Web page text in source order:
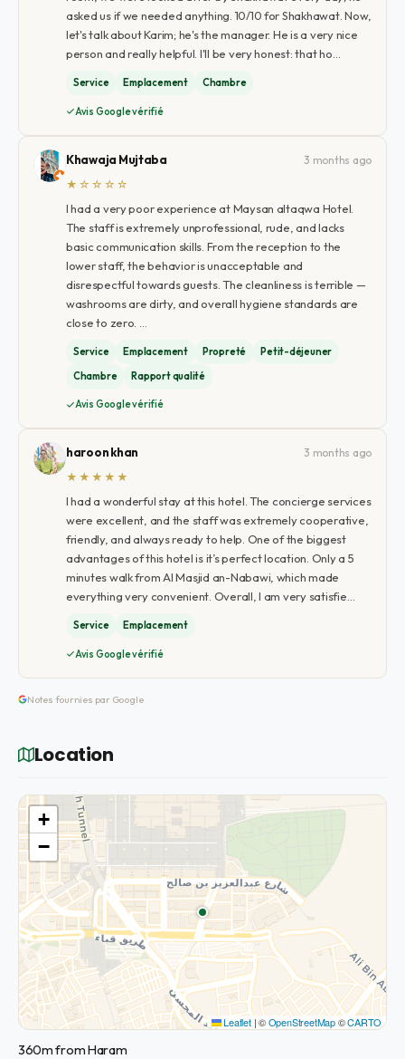
asked us if we needed anything. 10/10 for Shakhawat. Now,
let's talk about Karim; he's the manager. He is a very nice
person and really helpful. I'll be very honest: that ho…
Service Emplacement Chambre
Avis Google vérifié
Khawaja Mujtaba
3 months ago
★☆☆☆☆
I had a very poor experience at Maysan altaqwa Hotel.
The staff is extremely unprofessional, rude, and lacks
basic communication skills. From the reception to the
lower staff, the behavior is unacceptable and
disrespectful towards guests. The cleanliness is terrible —
washrooms are dirty, and overall hygiene standards are
close to zero. …
Service Emplacement Propreté
Petit-déjeuner
Chambre
Rapport qualité
Avis Google vérifié
haroon khan
3 months ago
★★★★★
I had a wonderful stay at this hotel. The concierge services
were excellent, and the staff was extremely cooperative,
friendly, and always ready to help. One of the biggest
advantages of this hotel is it’s perfect location. Only a 5
minutes walk from Al Masjid an-Nabawi, which made
everything very convenient. Overall, I am very satisfie…
Service Emplacement
Avis Google vérifié
Notes fournies par Google
Location
+
−
Leaflet |©OpenStreetMap©CARTO
360m from Haram